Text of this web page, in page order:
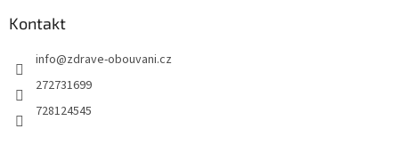
Kontakt
info@zdrave-obouvani.cz
272731699
728124545